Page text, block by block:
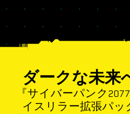
ダークな未来
『サイバーパンク
イスリラー拡張パッ